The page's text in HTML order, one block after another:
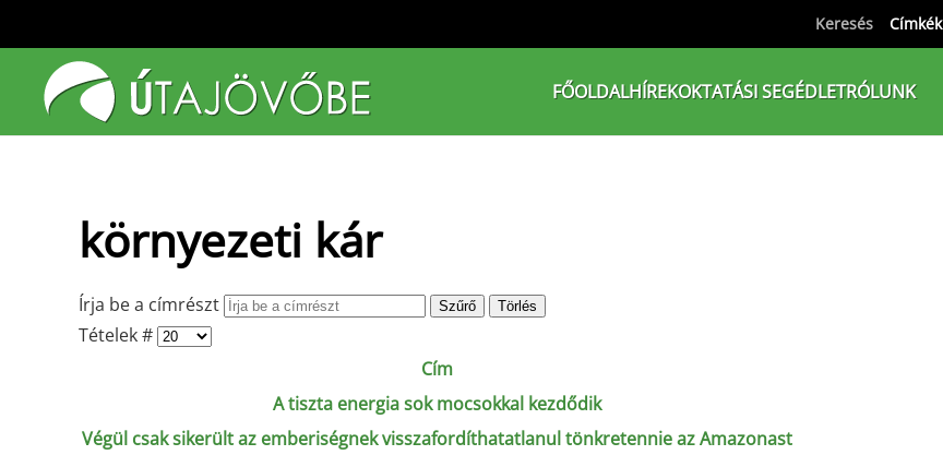
Fő tartalom átugrása
Keresés Címkék
FŐOLDALHÍREKOKTATÁSI SEGÉDLETRÓLUNK
környezeti kár
Írja be a címrészt Szűrő Törlés
Tételek #
Cím
A tiszta energia sok mocsokkal kezdődik
Végül csak sikerült az emberiségnek visszafordíthatatlanul tönkretennie az Amazonast